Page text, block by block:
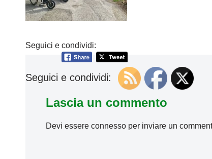
Seguici e condividi:
Seguici e condividi:
Lascia un commento
Devi essere connessoper inviare un